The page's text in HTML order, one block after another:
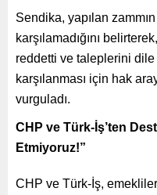
Sendika, yapılan
karşılamadığını
reddetti ve taleplerini
karşılanması için hak
vurguladı.
CHP ve Türk-İş’ten
Etmiyoruz!”
CHP ve Türk-İş,